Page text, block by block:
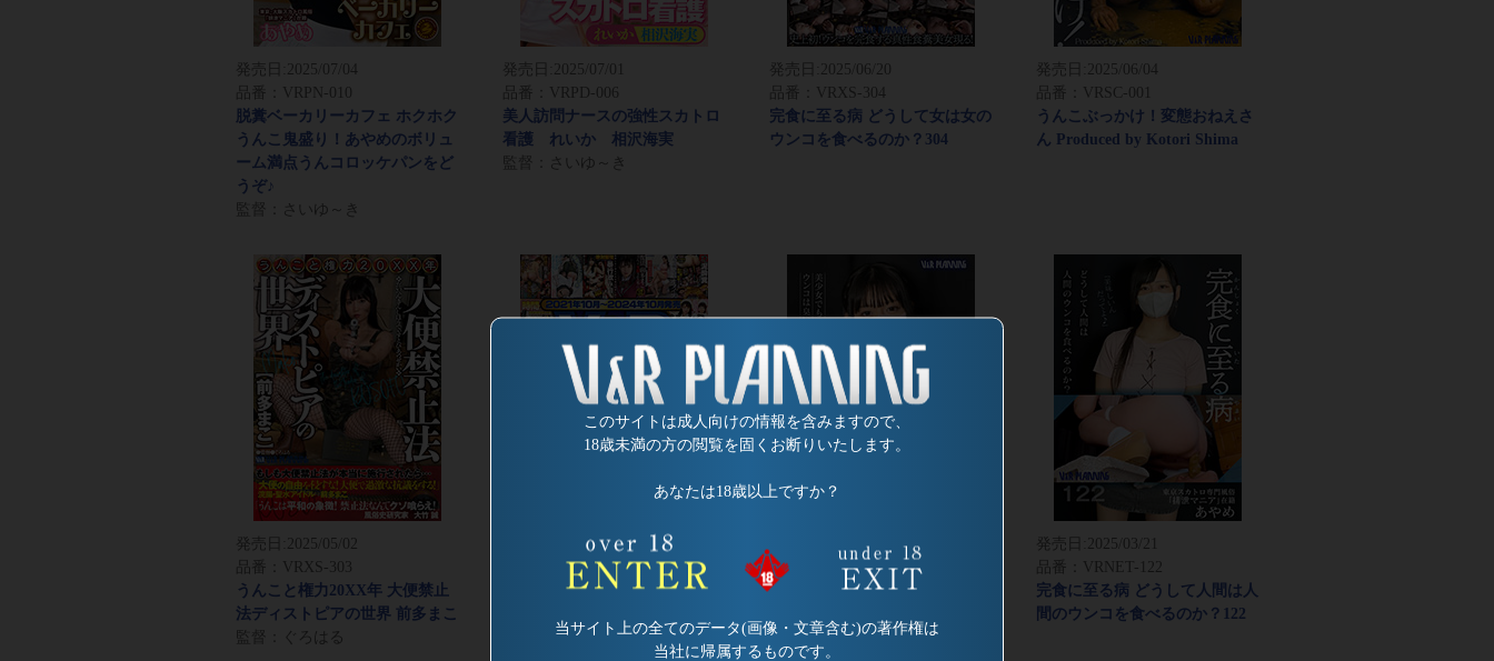
このサイトは成人向けの情報を含みますので、
18歳未満の方の閲覧を固くお断りいたします。
あなたは18歳以上ですか？
当サイト上の全てのデータ(画像・文章含む)の著作権は
当社に帰属するものです。
発売日: 2025/07/04
品番：VRPN-010
脱糞ベーカリーカフェ ホクホク
うんこ鬼盛り！あやめのボリュ
ーム満点うんコロッケパンをど
うぞ♪
監督：さいゆ～き
発売日: 2025/07/01
品番：VRPD-006
美人訪問ナースの強性スカトロ
看護 れいか 相沢海実
監督：さいゆ～き
発売日: 2025/06/20
品番：VRXS-304
完食に至る病 どうして女は女の
ウンコを食べるのか？304
発売日: 2025/06/04
品番：VRSC-001
うんこぶっかけ！変態おねえさ
ん Produced by Kotori Shima
発売日: 2025/05/02
品番：VRXS-303
うんこと権力20XX年 大便禁止
法ディストピアの世界 前多まこ
監督：ぐろはる
2025/05/01
品番：VRXS-302
V&Rカタログ大全集 2021年10
2025/04/09
品番：VRNET-123
バイト帰りの女子大生 全身臭い
発売日: 2025/03/21
品番：VRNET-122
完食に至る病 どうして人間は人
間のウンコを食べるのか？122